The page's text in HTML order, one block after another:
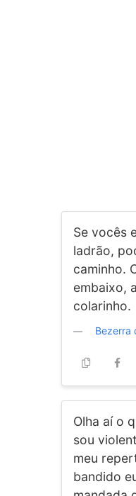
Se vocês
ladrão,
caminho.
embaixo,
colarinho.
Bezerra
Olha aí o
sou
meu
bandido